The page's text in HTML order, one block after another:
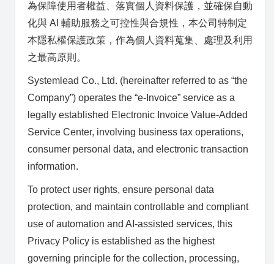
為保障使用者權益、落實個人資料保護，並確保自動
化與 AI 輔助服務之可控性與合規性，本公司特制定
本隱私權保護政策，作為個人資料蒐集、處理及利用
之最高原則。
Systemlead Co., Ltd. (hereinafter referred to as “the
Company”) operates the “e-Invoice” service as a
legally established Electronic Invoice Value-Added
Service Center, involving business tax operations,
consumer personal data, and electronic transaction
information.
To protect user rights, ensure personal data
protection, and maintain controllable and compliant
use of automation and AI-assisted services, this
Privacy Policy is established as the highest
governing principle for the collection, processing,